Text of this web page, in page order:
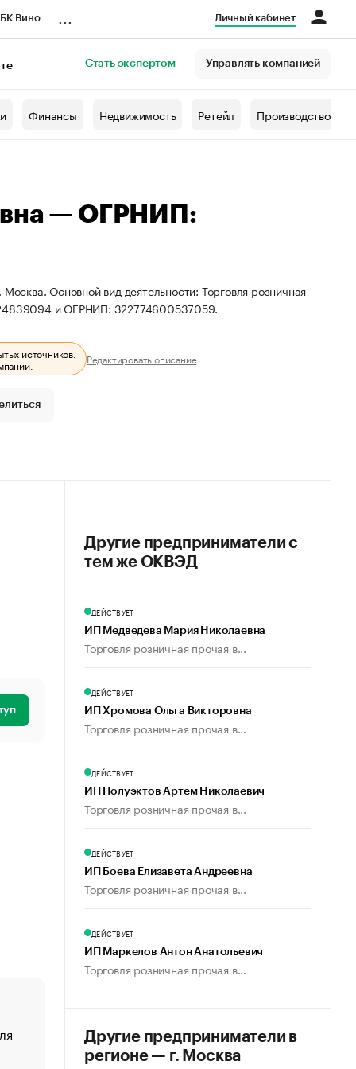
Вино Личный кабинет
Стать экспертом Управлять компанией
Финансы Недвижимость Ретейл Производство
— ОГРНИП:
Основной вид деятельности: Торговля розничная
и ОГРНИП: 322774600537059.
источников.
Редактировать описание
«От спорта тело стареет иначе». Как живет глава
создавшей GTA
Другие предприниматели с
тем же ОКВЭД
ДЕЙСТВУЕТ
ИП Медведева Мария Николаевна
Торговля розничная прочая в...
ДЕЙСТВУЕТ
ИП Хромова Ольга Викторовна
Торговля розничная прочая в...
ДЕЙСТВУЕТ
ИП Полуэктов Артем Николаевич
Торговля розничная прочая в...
ДЕЙСТВУЕТ
ИП Боева Елизавета Андреевна
Торговля розничная прочая в...
ДЕЙСТВУЕТ
ИП Маркелов Антон Анатольевич
Торговля розничная прочая в...
Другие предприниматели в
регионе — г. Москва